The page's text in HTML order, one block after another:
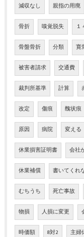
減収なし 親指の用廃
骨折 嗅覚脱失 １
骨盤骨折 分類 寛
被害者請求 交通費
裁判所基準 計算
改定 傷痕 醜状痕
原因 病院 変える
休業損害証明書 会社
休業補償 書いてくれ
むちうち 死亡事故
物損 人損に変更
時価額 8対2 主婦